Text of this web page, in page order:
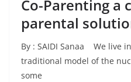
Co-Parenting a
parental
By : SAIDI Sanaa We live
traditional model of the
some